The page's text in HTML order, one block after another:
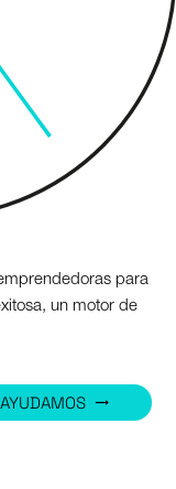
para
un motor de
trending_flat